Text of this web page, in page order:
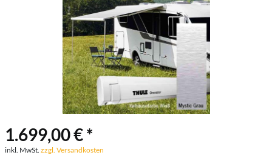
1.699,00 € *
inkl. MwSt. zzgl. Versandkosten